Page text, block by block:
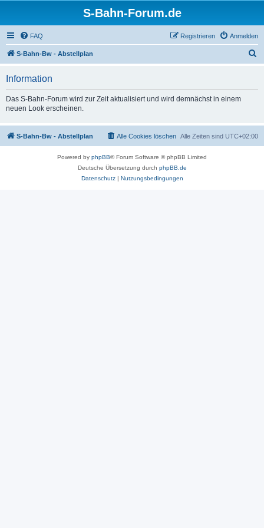
S-Bahn-Forum.de
FAQ Anmelden
Registrieren
S-Bahn-Bw - Abstellplan
Information
Das S-Bahn-Forum wird zur Zeit aktualisiert und wird demnächst in einem
neuen Look erscheinen.
S-Bahn-Bw - Abstellplan Alle Zeiten sind UTC+02:00
Alle Cookies löschen
Powered by phpBB® Forum Software © phpBB Limited
Deutsche Übersetzung durch phpBB.de
Datenschutz| Nutzungsbedingungen